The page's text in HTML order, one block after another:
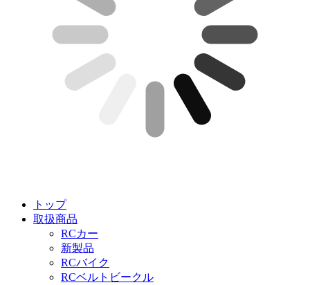
トップ
取扱商品
RCカー
新製品
RCバイク
RCベルトビークル